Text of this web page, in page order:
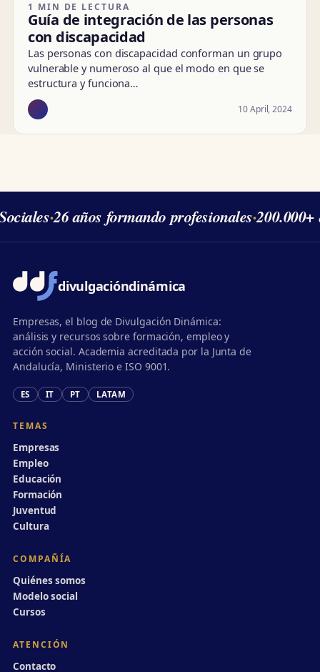
1 MIN DE LECTURA
Guía de integración de las personas
con discapacidad
Las personas con discapacidad conforman un grupo
vulnerable y numeroso al que el modo en que se
estructura y funciona…
10 April, 2024
·26 años formando profesionales·200.000+
divulgacióndinámica
Empresas, el blog de Divulgación Dinámica:
análisis y recursos sobre formación, empleo y
acción social. Academia acreditada por la Junta de
Andalucía, Ministerio e ISO 9001.
ES IT PT LATAM
TEMAS
Empresas
Empleo
Educación
Formación
Juventud
Cultura
COMPAÑÍA
Quiénes somos
Modelo social
Cursos
ATENCIÓN
Contacto